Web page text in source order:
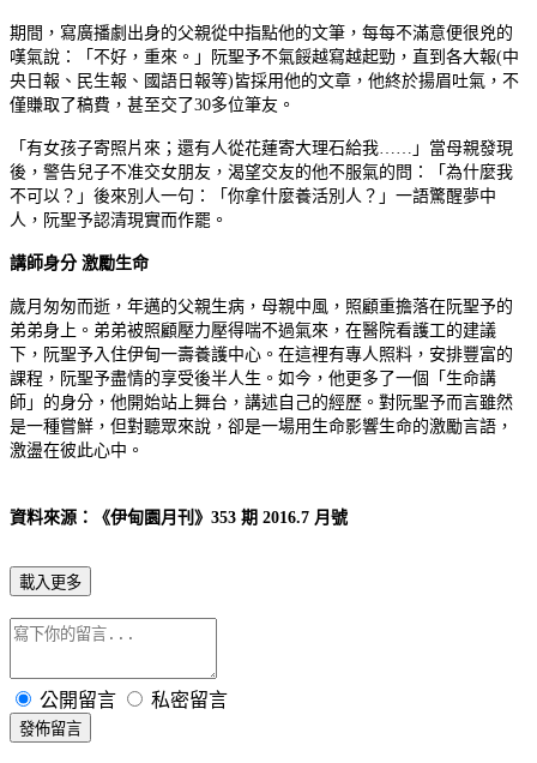
期間，寫廣播劇出身的父親從中指點他的文筆，每每不滿意便很兇的
嘆氣說：「不好，重來。」阮聖予不氣餒越寫越起勁，直到各大報(中
央日報、民生報、國語日報等)皆採用他的文章，他終於揚眉吐氣，不
僅賺取了稿費，甚至交了30多位筆友。
「有女孩子寄照片來；還有人從花蓮寄大理石給我……」當母親發現
後，警告兒子不准交女朋友，渴望交友的他不服氣的問：「為什麼我
不可以？」後來別人一句：「你拿什麼養活別人？」一語驚醒夢中
人，阮聖予認清現實而作罷。
講師身分 激勵生命
歲月匆匆而逝，年邁的父親生病，母親中風，照顧重擔落在阮聖予的
弟弟身上。弟弟被照顧壓力壓得喘不過氣來，在醫院看護工的建議
下，阮聖予入住伊甸一壽養護中心。在這裡有專人照料，安排豐富的
課程，阮聖予盡情的享受後半人生。如今，他更多了一個「生命講
師」的身分，他開始站上舞台，講述自己的經歷。對阮聖予而言雖然
是一種嘗鮮，但對聽眾來說，卻是一場用生命影響生命的激勵言語，
激盪在彼此心中。
資料來源：《伊甸園月刊》353 期 2016.7 月號
載入更多
公開留言 私密留言
發佈留言